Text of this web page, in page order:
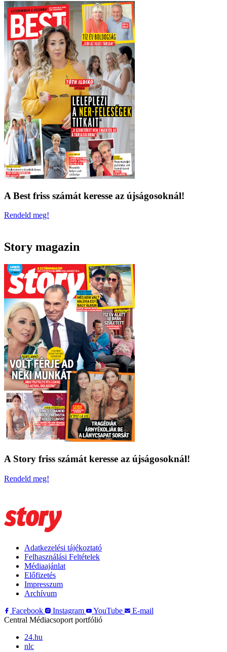
A Best friss számát keresse az újságosoknál!
Rendeld meg!
Story magazin
A Story friss számát keresse az újságosoknál!
Rendeld meg!
Adatkezelési tájékoztató
Felhasználási Feltételek
Médiaajánlat
Előfizetés
Impresszum
Archívum
Facebook
Instagram YouTube
E-mail
Central Médiacsoport portfólió
24.hu
nlc